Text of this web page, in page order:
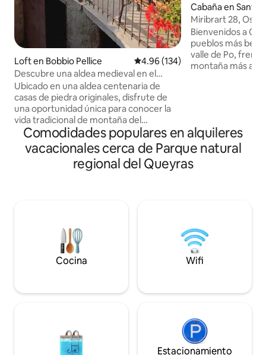
Loft en Bobbio Pellice Calificación promedio: 4.96 de
4.96 (134)
Descubre una aldea medieval en el
Piamonte
Ubicado en una aldea centenaria de
casas de piedra originales, disfrute de
una oportunidad única para conocer la
vida tradicional de montaña del
Piamonte. Esta es una auténtica aldea en
funcionamiento, donde el pasado sigue
muy vivo. Fresco y refrescante en
verano, acogedor y cálido en invierno. —
una excursión de un día al Museo
Egipcio, pero lo suficientemente lejos
como para observar las estrellas en la
oscuridad total de los Alpes.
Cabaña en
Miribrart 28,
Bienvenidos a
pueblos más
valle de Po, frente
montaña más alta
suroeste, y desde
puede disfrutar
espectacular del
circundantes. En
Comodidades populares en alquileres
vacacionales cerca de Parque natural
regional del Queyras
Cocina Wifi
Estacionamiento